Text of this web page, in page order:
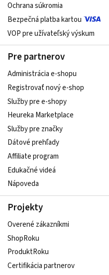
Ochrana súkromia
Bezpečná platba kartou
VOP pre užívateľský výskum
Pre partnerov
Administrácia e-shopu
Registrovať nový e-shop
Služby pre e‑shopy
Heureka Marketplace
Služby pre značky
Dátové prehľady
Affiliate program
Edukačné videá
Nápoveda
Projekty
Overené zákazníkmi
ShopRoku
ProduktRoku
Certifikácia partnerov